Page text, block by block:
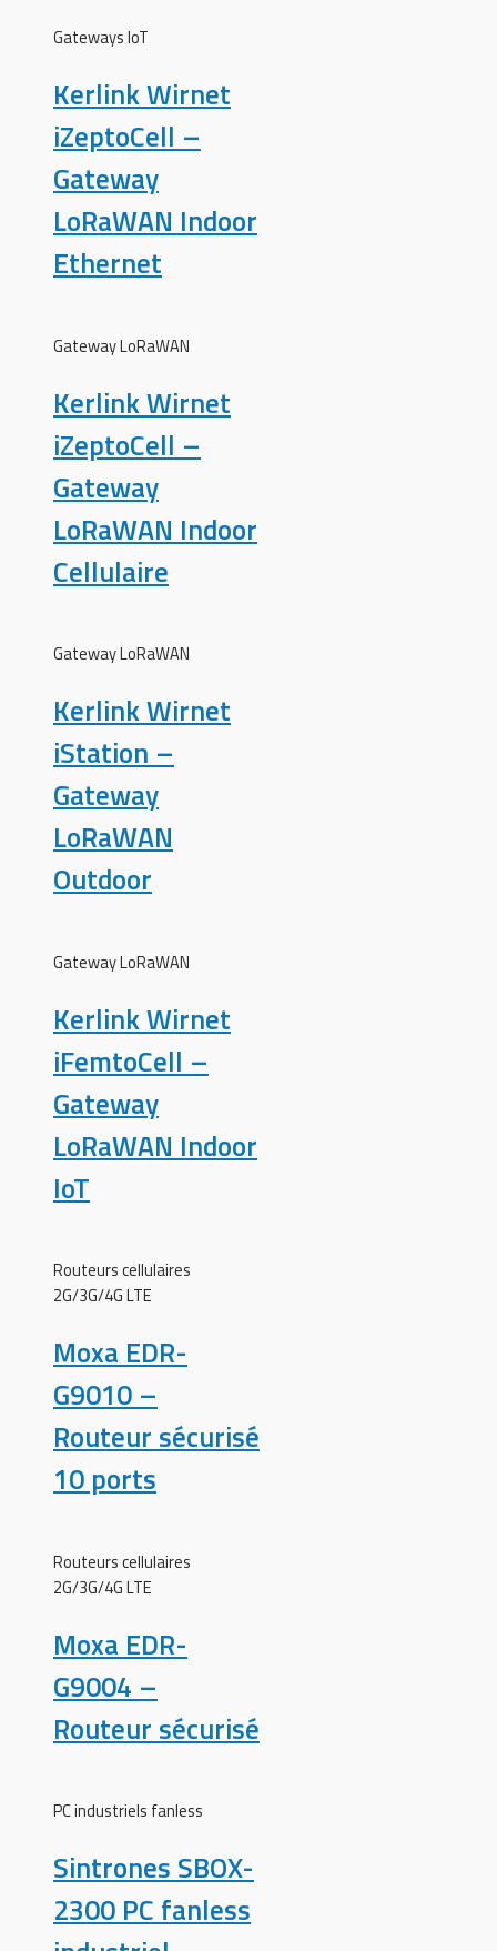
Gateways IoT
Kerlink Wirnet
iZeptoCell –
Gateway
LoRaWAN Indoor
Ethernet
Gateway LoRaWAN
Kerlink Wirnet
iZeptoCell –
Gateway
LoRaWAN Indoor
Cellulaire
Gateway LoRaWAN
Kerlink Wirnet
iStation –
Gateway
LoRaWAN
Outdoor
Gateway LoRaWAN
Kerlink Wirnet
iFemtoCell –
Gateway
LoRaWAN Indoor
IoT
Routeurs cellulaires
2G/3G/4G LTE
Moxa EDR-
G9010 –
Routeur sécurisé
10 ports
Routeurs cellulaires
2G/3G/4G LTE
Moxa EDR-
G9004 –
Routeur sécurisé
PC industriels fanless
Sintrones SBOX-
2300 PC fanless